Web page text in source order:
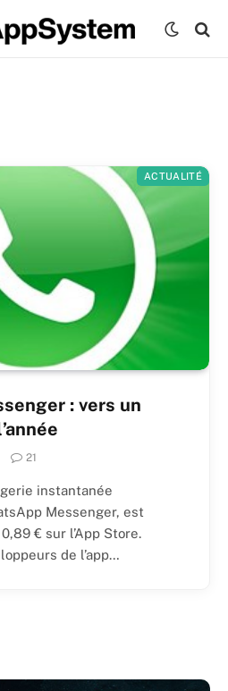
ACTUALITÉ
: vers un
21
instantanée
Messenger, est
€ sur l’App Store.
de l’app…